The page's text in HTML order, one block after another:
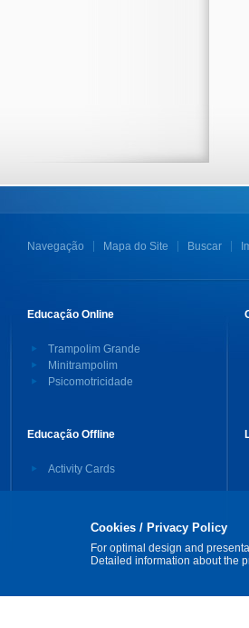
Navegação Mapa do Site Buscar
Educação Online
Trampolim Grande
Minitrampolim
Psicomotricidade
Educação Offline
Activity Cards
Cookies / Privacy Policy
For optimal design and
Detailed information about the